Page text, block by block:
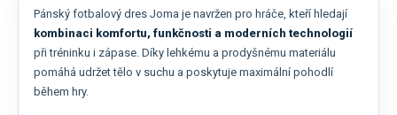
Pánský fotbalový dres Joma je navržen pro hráče, kteří hledají
kombinaci komfortu, funkčnosti a moderních technologií
při tréninku i zápase. Díky lehkému a prodyšnému materiálu
pomáhá udržet tělo v suchu a poskytuje maximální pohodlí
během hry.